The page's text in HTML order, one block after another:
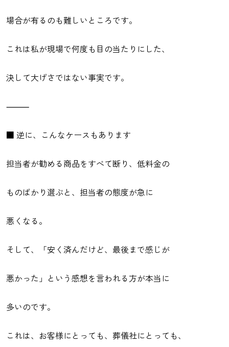
場合が有るのも難しいところです。
これは私が現場で何度も目の当たりにした、
決して大げさではない事実です。
⸻
■ 逆に、こんなケースもあります
担当者が勧める商品をすべて断り、低料金の
ものばかり選ぶと、担当者の態度が急に
悪くなる。
そして、「安く済んだけど、最後まで感じが
悪かった」という感想を言われる方が本当に
多いのです。
これは、お客様にとっても、葬儀社にとっても、